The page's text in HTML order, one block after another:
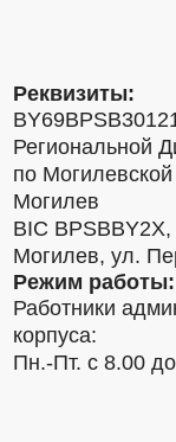
Реквизиты:
Региональной
по
Могилев
BIC
Могилев, ул.
Режим работы:
Работники
корпуса:
Пн.-Пт. с 8.00